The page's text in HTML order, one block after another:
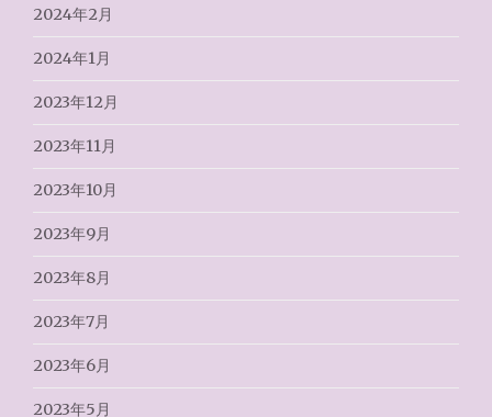
2024年2月
2024年1月
2023年12月
2023年11月
2023年10月
2023年9月
2023年8月
2023年7月
2023年6月
2023年5月